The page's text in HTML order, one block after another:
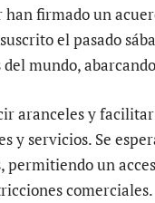
han firmado un
el pasado
mundo,
aranceles y
y servicios. Se
un
comerciales.